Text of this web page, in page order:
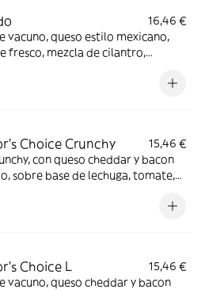
16,46 €
vacuno, queso estilo mexicano,
fresco, mezcla de cilantro,
Choice Crunchy
15,46 €
y bacon
sobre base de lechuga, tomate,
Choice L
15,46 €
vacuno, queso cheddar y bacon